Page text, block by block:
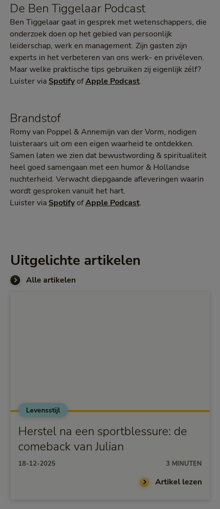
De Ben Tiggelaar Podcast
Ben Tiggelaar gaat in gesprek met wetenschappers, die
onderzoek doen op het gebied van persoonlijk
leiderschap, werk en management. Zijn gasten zijn
experts in het verbeteren van ons werk- en privéleven.
Maar welke praktische tips gebruiken zij eigenlijk zélf?
Luister via SpotifyofApple Podcast.
Brandstof
Romy van Poppel & Annemijn van der Vorm, nodigen
luisteraars uit om een eigen waarheid te ontdekken.
Samen laten we zien dat bewustwording & spiritualiteit
heel goed samengaan met een humor & Hollandse
nuchterheid. Verwacht diepgaande afleveringen waarin
wordt gesproken vanuit het hart.
Luister via SpotifyofApple Podcast.
Uitgelichte artikelen
Alle artikelen
Levensstijl
Herstel na een sportblessure: de
comeback van Julian
18-12-2025 3 MINUTEN
Artikel lezen